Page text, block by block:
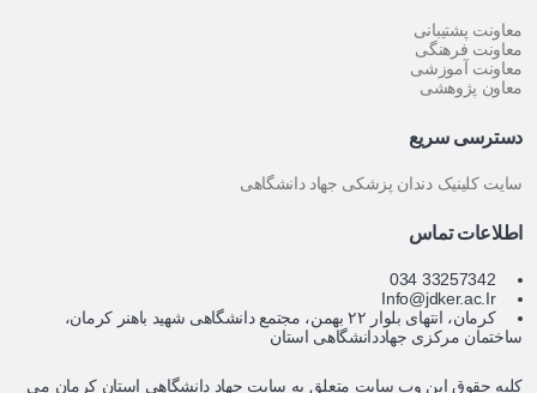
معاونت پشتیبانی
معاونت فرهنگی
معاونت آموزشی
معاون پژوهشی
دسترسی سریع
سایت کلینیک دندان پزشکی جهاد دانشگاهی
اطلاعات تماس
Info@jdker.ac.Ir
کرمان، انتهای بلوار ۲۲ بهمن، مجتمع دانشگاهی شهید باهنر کرمان،
ساختمان مرکزی جهاددانشگاهی استان
کلیه حقوق این وب سایت متعلق به سایت جهاد دانشگاهی استان کرمان می